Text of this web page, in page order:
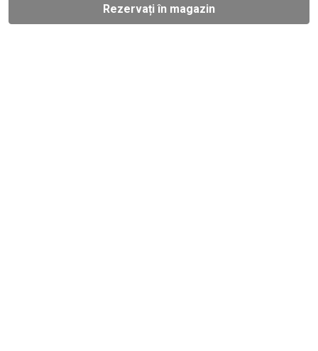
Rezervați în magazin